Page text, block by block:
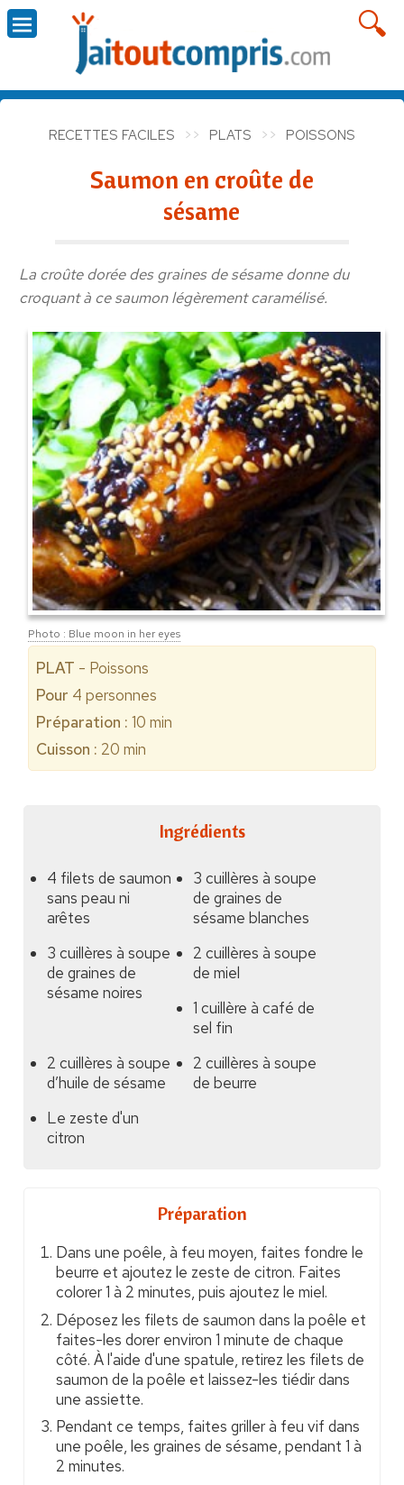
RECETTES FACILES PLATS POISSONS
Saumon en croûte de
sésame
La croûte dorée des graines de sésame donne du
croquant à ce saumon légèrement caramélisé.
Photo : Blue moon in her eyes
PLAT - Poissons
Pour 4 personnes
Préparation : 10 min
Cuisson : 20 min
Ingrédients
4 filets de saumon
sans peau ni
arêtes
3 cuillères à soupe
de graines de
sésame blanches
3 cuillères à soupe
de graines de
sésame noires
2 cuillères à soupe
de miel
1 cuillère à café de
sel fin
2 cuillères à soupe
d’huile de sésame
2 cuillères à soupe
de beurre
Le zeste d'un
citron
Préparation
Dans une poêle, à feu moyen, faites fondre le
beurre et ajoutez le zeste de citron. Faites
colorer 1 à 2 minutes, puis ajoutez le miel.
Déposez les filets de saumon dans la poêle et
faites-les dorer environ 1 minute de chaque
côté. À l'aide d'une spatule, retirez les filets de
saumon de la poêle et laissez-les tiédir dans
une assiette.
Pendant ce temps, faites griller à feu vif dans
une poêle, les graines de sésame, pendant 1 à
2 minutes.